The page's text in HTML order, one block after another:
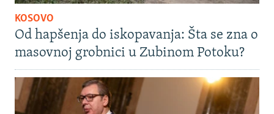
KOSOVO
Od hapšenja do iskopavanja: Šta se zna o
masovnoj grobnici u Zubinom Potoku?